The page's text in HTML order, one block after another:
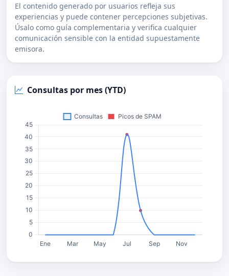
El contenido generado por usuarios refleja sus
experiencias y puede contener percepciones subjetivas.
Úsalo como guía complementaria y verifica cualquier
comunicación sensible con la entidad supuestamente
emisora.
Consultas por mes (YTD)